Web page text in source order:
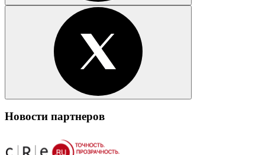
Новости партнеров